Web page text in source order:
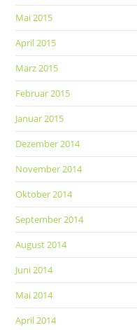
Mai 2015
April 2015
März 2015
Februar 2015
Januar 2015
Dezember 2014
November 2014
Oktober 2014
September 2014
August 2014
Juni 2014
Mai 2014
April 2014